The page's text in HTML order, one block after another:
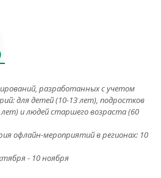
разработанных с учетом
для детей (10-13 лет), подростков
лет) и людей старшего возраста (60
офлайн-мероприятий в регионах: 10
- 10 ноября